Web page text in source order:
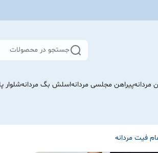
جستجو در محصولات
مردانهپیراهن مجلسی مردانهاسلش بگ مردانهشلوار
فیت مردانه